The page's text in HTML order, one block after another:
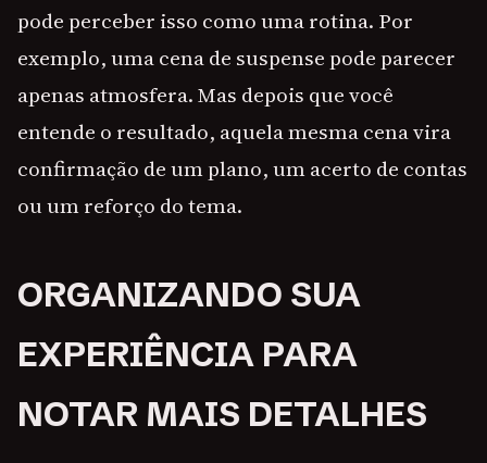
pode perceber isso como uma rotina. Por
exemplo, uma cena de suspense pode parecer
apenas atmosfera. Mas depois que você
entende o resultado, aquela mesma cena vira
confirmação de um plano, um acerto de contas
ou um reforço do tema.
ORGANIZANDO SUA
EXPERIÊNCIA PARA
NOTAR MAIS DETALHES